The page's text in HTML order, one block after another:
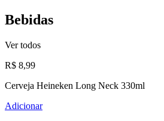
Bebidas
Ver todos
R$ 8,99
Cerveja Heineken Long Neck 330ml
Adicionar